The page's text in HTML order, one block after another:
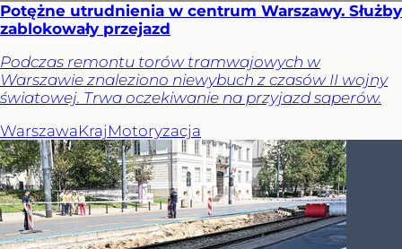
Potężne utrudnienia w centrum Warszawy. Służby
zablokowały przejazd
Podczas remontu torów tramwajowych w
Warszawie znaleziono niewybuch z czasów II wojny
światowej. Trwa oczekiwanie na przyjazd saperów.
WarszawaKraj Motoryzacja